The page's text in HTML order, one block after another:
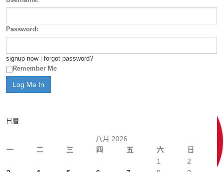
Password:
signup now| forgot password?
Remember Me
日曆
八月 2026
一
二 三 四 五 六 日
1
2